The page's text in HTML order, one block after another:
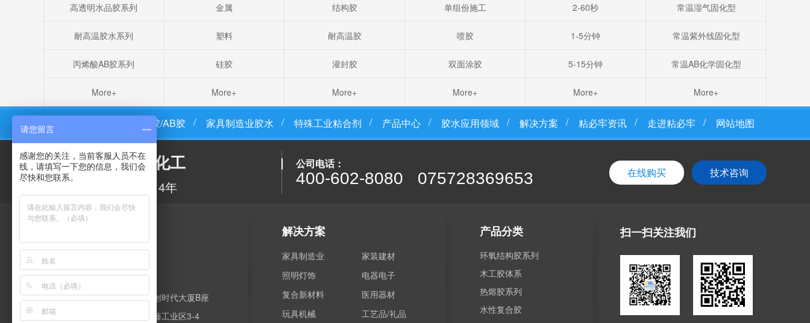
高透明水品胶系列
耐高温胶水系列
丙烯酸AB胶系列
More+
金属
塑料
硅胶
More+
结构胶
耐高温胶
灌封胶
More+
单组份施工
喷胶
双面涂胶
More+
2-60秒
1-5分钟
5-15分钟
More+
常温湿气固化型
常温紫外线固化型
常温AB化学固化型
More+
粘必牢首页 环氧树脂胶/AB胶 家具制造业胶水 特殊工业粘合剂 产品中心 胶水应用领域 解决方案 粘必牢资讯 走进粘必牢 网站地图
粘必牢化工
专注研发生产胶粘剂14年
公司电话：
400-602-8080 075728369653 在线购买 技术咨询
qq号码：1320326753
邮箱：h-q-s@foxmail.com
办公：佛山市顺德区乐从镇电创时代大厦B座
工厂：佛山市顺德区乐从镇水藤工业区3-4
解决方案
家具制造业
家装建材
照明灯饰
电器电子
复合新材料
医用器材
玩具机械
工艺品/礼品
产品分类
环氧结构胶系列
木工胶体系
热熔胶系列
水性复合胶
扫一扫关注我们
请您留言
感谢您的关注，当前客服人员不在
线，请填写一下您的信息，我们会
尽快和您联系。